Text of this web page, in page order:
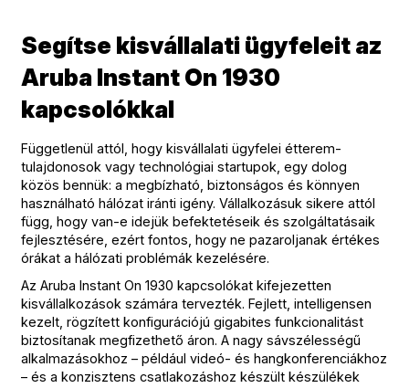
Segítse kisvállalati ügyfeleit az
Aruba Instant On 1930
kapcsolókkal
Függetlenül attól, hogy kisvállalati ügyfelei étterem-
tulajdonosok vagy technológiai startupok, egy dolog
közös bennük: a megbízható, biztonságos és könnyen
használható hálózat iránti igény. Vállalkozásuk sikere attól
függ, hogy van-e idejük befektetéseik és szolgáltatásaik
fejlesztésére, ezért fontos, hogy ne pazaroljanak értékes
órákat a hálózati problémák kezelésére.
Az Aruba Instant On 1930 kapcsolókat kifejezetten
kisvállalkozások számára tervezték. Fejlett, intelligensen
kezelt, rögzített konfigurációjú gigabites funkcionalitást
biztosítanak megfizethető áron. A nagy sávszélességű
alkalmazásokhoz – például videó- és hangkonferenciákhoz
– és a konzisztens csatlakozáshoz készült készülékek